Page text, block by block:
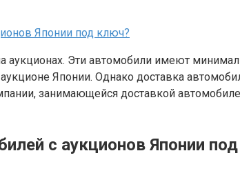
Японии под ключ?
аукционах. Эти автомобили имеют
Японии. Однако доставка
занимающейся доставкой
с аукционов Японии